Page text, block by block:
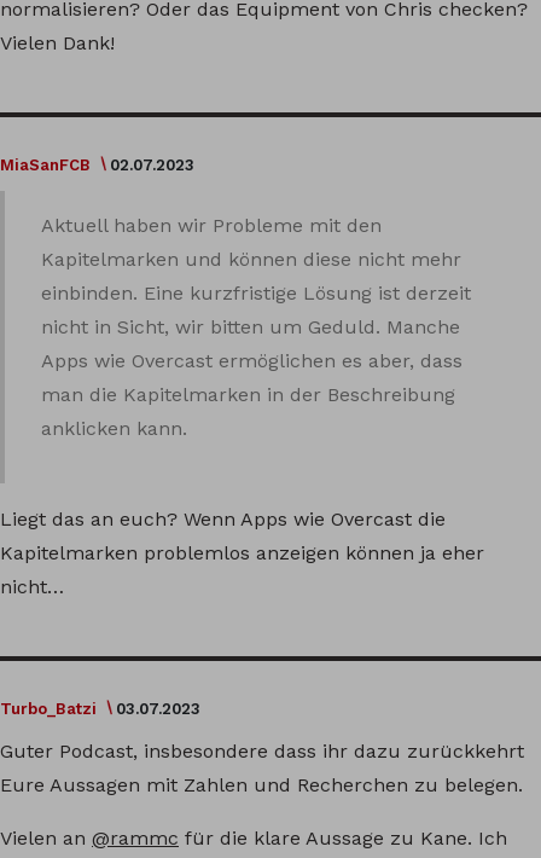
normalisieren? Oder das Equipment von Chris checken?
Vielen Dank!
MiaSanFCB 02.07.2023
Aktuell haben wir Probleme mit den
Kapitelmarken und können diese nicht mehr
einbinden. Eine kurzfristige Lösung ist derzeit
nicht in Sicht, wir bitten um Geduld. Manche
Apps wie Overcast ermöglichen es aber, dass
man die Kapitelmarken in der Beschreibung
anklicken kann.
Liegt das an euch? Wenn Apps wie Overcast die
Kapitelmarken problemlos anzeigen können ja eher
nicht…
Turbo_Batzi 03.07.2023
Guter Podcast, insbesondere dass ihr dazu zurückkehrt
Eure Aussagen mit Zahlen und Recherchen zu belegen.
Vielen an @rammc für die klare Aussage zu Kane. Ich